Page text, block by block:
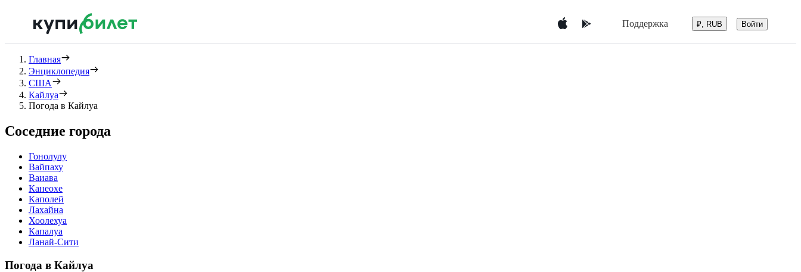
Поддержка ₽, RUB Войти
Главная
Энциклопедия
США
Кайлуа
Погода в Кайлуа
Соседние города
Гонолулу
Вайпаху
Ваиава
Канеохе
Каполей
Лахайна
Хоолехуа
Капалуа
Ланай-Сити
Погода в Кайлуа